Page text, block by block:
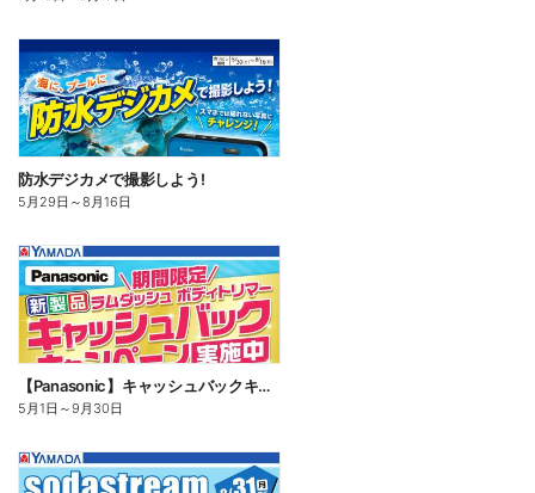
防水デジカメで撮影しよう!
5月29日 ～8月16日
【Panasonic】キャッシュバックキャンペーン
5月1日 ～9月30日